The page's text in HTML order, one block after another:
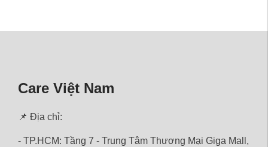
Care Việt Nam
📌 Địa chỉ:
- TP.HCM: Tầng 7 - Trung Tâm Thương Mại Giga Mall,